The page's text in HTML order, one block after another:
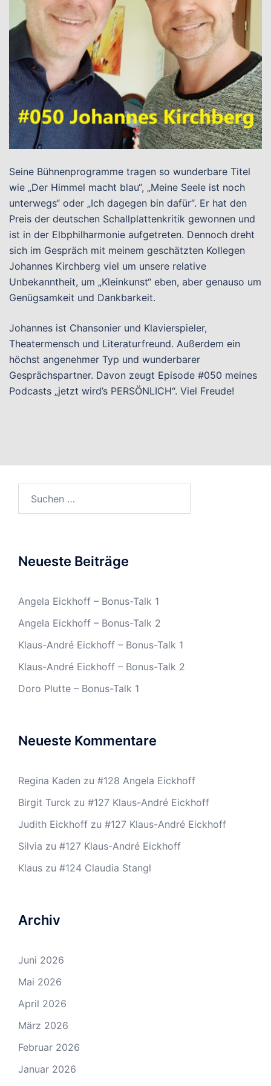
Seine Bühnenprogramme tragen so wunderbare Titel
wie „Der Himmel macht blau“, „Meine Seele ist noch
unterwegs“ oder „Ich dagegen bin dafür“. Er hat den
Preis der deutschen Schallplattenkritik gewonnen und
ist in der Elbphilharmonie aufgetreten. Dennoch dreht
sich im Gespräch mit meinem geschätzten Kollegen
Johannes Kirchberg viel um unsere relative
Unbekanntheit, um „Kleinkunst“ eben, aber genauso um
Genügsamkeit und Dankbarkeit.
Johannes ist Chansonier und Klavierspieler,
Theatermensch und Literaturfreund. Außerdem ein
höchst angenehmer Typ und wunderbarer
Gesprächspartner. Davon zeugt Episode #050 meines
Podcasts „jetzt wird’s PERSÖNLICH“. Viel Freude!
Neueste Beiträge
Angela Eickhoff – Bonus-Talk 1
Angela Eickhoff – Bonus-Talk 2
Klaus-André Eickhoff – Bonus-Talk 1
Klaus-André Eickhoff – Bonus-Talk 2
Doro Plutte – Bonus-Talk 1
Neueste Kommentare
Regina Kaden zu #128 Angela Eickhoff
Birgit Turck zu #127 Klaus-André Eickhoff
Judith Eickhoff zu #127 Klaus-André Eickhoff
Silvia zu #127 Klaus-André Eickhoff
Klaus zu #124 Claudia Stangl
Archiv
Juni 2026
Mai 2026
April 2026
März 2026
Februar 2026
Januar 2026